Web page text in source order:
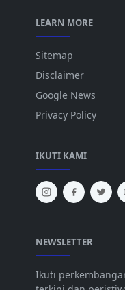
LEARN MORE
Sitemap
Disclaimer
Google News
Privacy Policy
IKUTI KAMI
NEWSLETTER
Ikuti